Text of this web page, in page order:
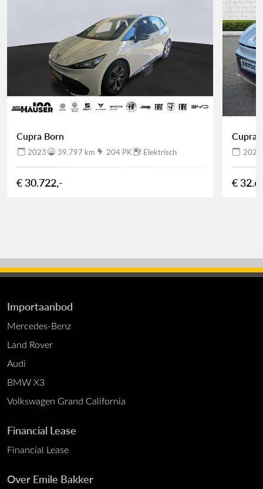
Cupra Born
2023 39.797 km 204 PK Elektrisch
€ 30.722,-
Cupra
2023
€
Importaanbod
Mercedes-Benz
Land Rover
Audi
BMW X3
Volkswagen Grand California
Financial Lease
Financial Lease
Over Emile Bakker